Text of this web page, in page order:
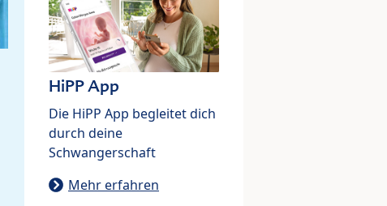
HiPP App
Die HiPP App begleitet dich
durch deine
Schwangerschaft
Mehr erfahren